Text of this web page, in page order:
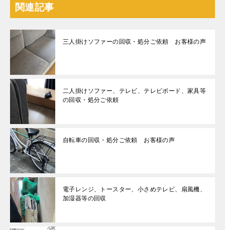
関連記事
三人掛けソファーの回収・処分ご依頼 お客様の声
二人掛けソファー、テレビ、テレビボード、家具等
の回収・処分ご依頼
自転車の回収・処分ご依頼 お客様の声
電子レンジ、トースター、小さめテレビ、扇風機、
加湿器等の回収